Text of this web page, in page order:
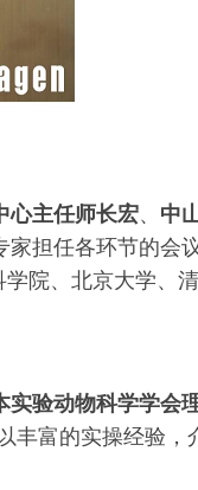
心主任师长宏、 中
家担任各环节的会
院、北京大学、清
实验动物科学学会
丰富的实操经验，